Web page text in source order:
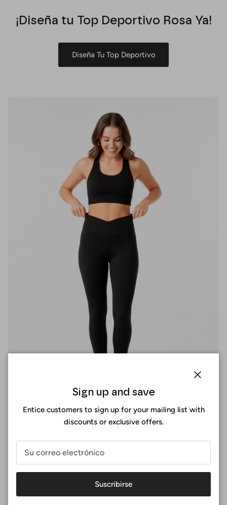
¡Diseña tu Top Deportivo Rosa Ya!
Diseña Tu Top Deportivo
Ajuste Perfecto
En Surania, el ajuste perfecto no es una talla, es una
Sign up and save
Entice customers to sign up for your mailing list with
discounts or exclusive offers.
Suscribirse